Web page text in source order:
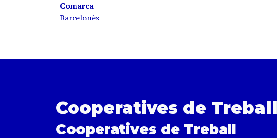
Comarca
Barcelonès
Cooperatives de Treball
Cooperatives de Treball